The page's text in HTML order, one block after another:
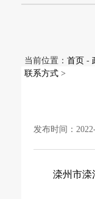
当前位置： 首页 -
联系方式 >
发布时间：
滦州市滦